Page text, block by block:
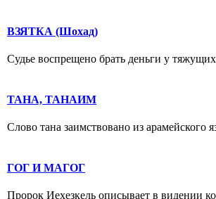
ВЗЯТКА (Шохад)
Судье воспрещено брать деньги у
ТАНА, ТАНАИМ
Слово тана заимствовано из
ГОГ И МАГОГ
Пророк Иехезкель описывает в видении